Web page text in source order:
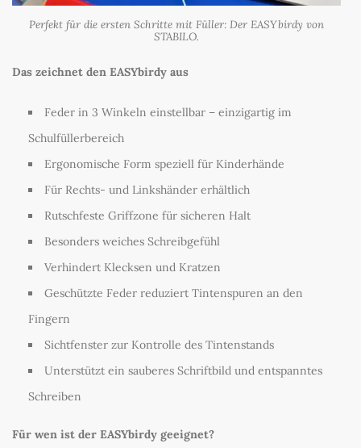
Perfekt für die ersten Schritte mit Füller: Der EASYbirdy von
STABILO.
Das zeichnet den EASYbirdy aus
Feder in 3 Winkeln einstellbar – einzigartig im
Schulfüllerbereich
Ergonomische Form speziell für Kinderhände
Für Rechts- und Linkshänder erhältlich
Rutschfeste Griffzone für sicheren Halt
Besonders weiches Schreibgefühl
Verhindert Klecksen und Kratzen
Geschützte Feder reduziert Tintenspuren an den
Fingern
Sichtfenster zur Kontrolle des Tintenstands
Unterstützt ein sauberes Schriftbild und entspanntes
Schreiben
Für wen ist der EASYbirdy geeignet?